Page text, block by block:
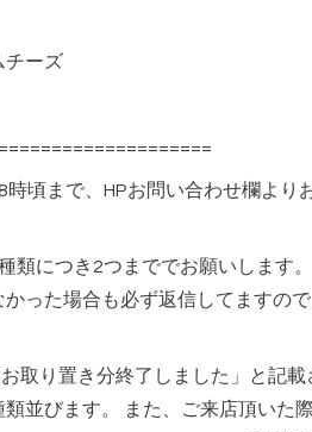
チーズ
時頃まで、HPお問い合わせ欄よ
類につき2つまででお願いしま
かった場合も必ず返信してますの
取り置き分終了しました」と記
並びます。 また、ご来店頂いた